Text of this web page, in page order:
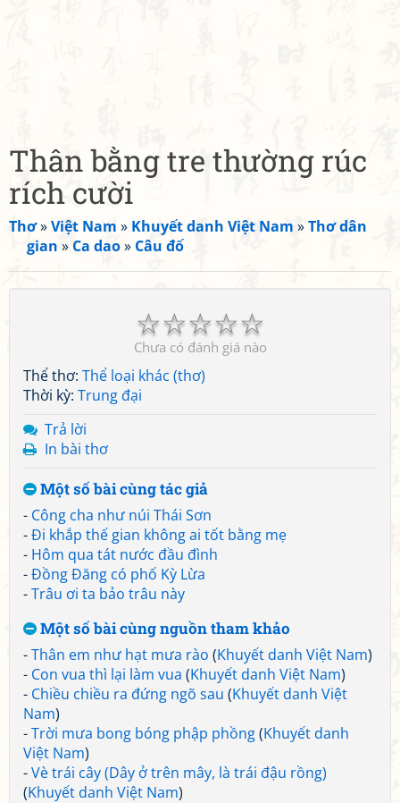
Thân bằng tre thường rúc
rích cười
Thơ»Việt Nam » Khuyết danh Việt Nam »Thơ dân
gian » Ca dao» Câu đố
☆
☆
☆
☆
☆
Chưa có đánh giá nào
Thể thơ: Thể loại khác (thơ)
Thời kỳ: Trung đại
Trả lời
In bài thơ
Một số bài cùng tác giả
- Công cha như núi Thái Sơn
-Đi khắp thế gian không ai tốt bằng mẹ
- Hôm qua tát nước đầu đình
-Đồng Đăng có phố Kỳ Lừa
-Trâu ơi ta bảo trâu này
Một số bài cùng nguồn tham khảo
-Thân em như hạt mưa rào (Khuyết danh Việt Nam)
- Con vua thì lại làm vua (Khuyết danh Việt Nam)
- Chiều chiều ra đứng ngõ sau (Khuyết danh Việt
Nam)
-Trời mưa bong bóng phập phồng(Khuyết danh
Việt Nam)
-Vè trái cây (Dây ở trên mây, là trái đậu rồng)
(Khuyết danh Việt Nam)